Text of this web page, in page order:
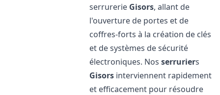
serrurerie Gisors, allant de
l'ouverture de portes et de
coffres-forts à la création de clés
et de systèmes de sécurité
électroniques. Nosserruriers
Gisors interviennent rapidement
et efficacement pour résoudre